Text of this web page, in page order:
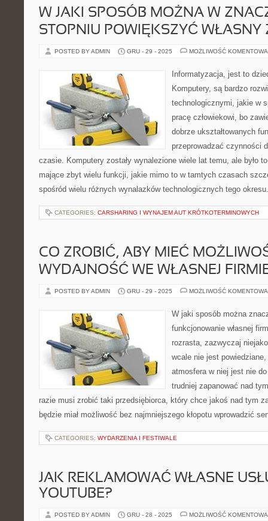
W JAKI SPOSÓB MOŻNA W
STOPNIU POWIĘKSZYĆ WŁASNY
POSTED BY ADMIN GRU - 29 - 2025 MOŻLIWOŚĆ
Informatyzacja, jest to
Komputery, są bardzo
technologicznymi, jakie w
pracę człowiekowi, bo
dobrze ukształtowanych
przeprowadzać czynności
czasie. Komputery zostały wynalezione wiele lat temu, ale było
mające zbyt wielu funkcji, jakie mimo to w tamtych czasach
spośród wielu różnych wynalazków technologicznych tego
CATEGORIES: CARSHARING I WYNAJEM AUT KRÓTKOTERMINOWYCH
CO ZROBIĆ, ABY MIEĆ
WYDAJNOŚĆ WE WŁASNEJ
POSTED BY ADMIN GRU - 29 - 2025 MOŻLIWOŚĆ
W jaki sposób można
funkcjonowanie własnej
rozrasta, zazwyczaj
wcale nie jest
atmosfera w niej jest nie
trudniej zapanować nad
razie musi zrobić taki przedsiębiorca, który chce jakoś nad tym
będzie miał możliwość bez najmniejszego kłopotu wprowadzić
CATEGORIES: WYDARZENIA I FESTIWALE
JAK REKLAMOWAĆ WŁASNE
YOUTUBE?
POSTED BY ADMIN GRU - 28 - 2025 MOŻLIWOŚĆ